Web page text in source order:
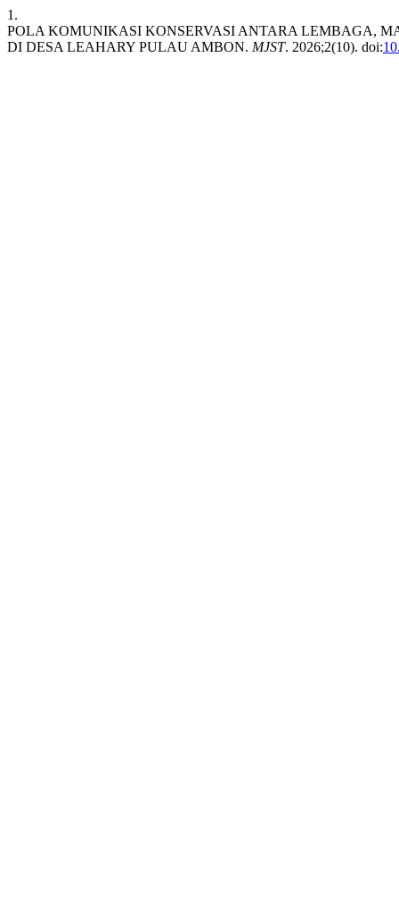
1.
POLA KOMUNIKASI KONSERVASI ANTARA LEMBAGA,
DI DESA LEAHARY PULAU AMBON. MJST. 2026;2(10). doi: